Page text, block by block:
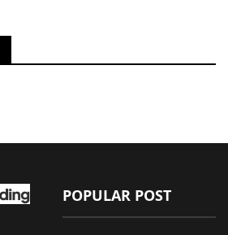
POPULAR POST